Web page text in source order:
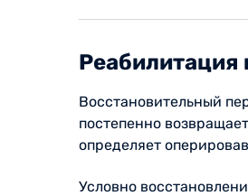
Реабилитация
Восстановительный
постепенно
определяет
Условно